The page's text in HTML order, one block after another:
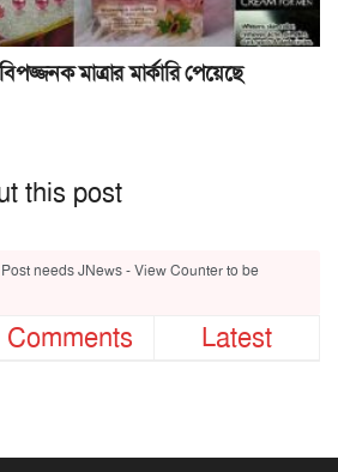
মাত্রার মার্কারি পেয়েছে
this post
needs JNews - View Counter to be
Comments Latest